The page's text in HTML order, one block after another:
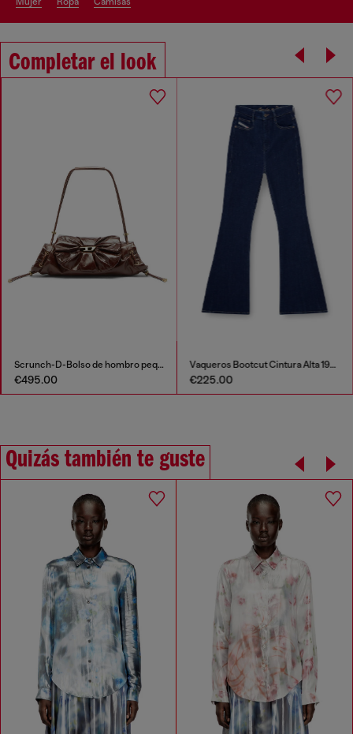
Completar el look
Scrunch-D-Bolso de hombro pequeño de cuero arrugado
€495.00
Vaqueros Bootcut Cintura Alta 1973 D-Partt
€225.00
Quizás también te guste